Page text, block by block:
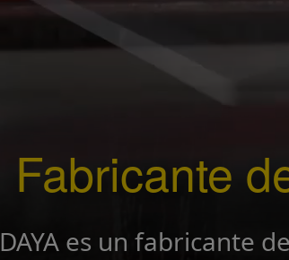
Fabricante
DAYA es un fabricante